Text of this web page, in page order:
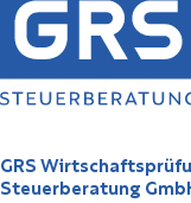
GRS
Steuerberatung